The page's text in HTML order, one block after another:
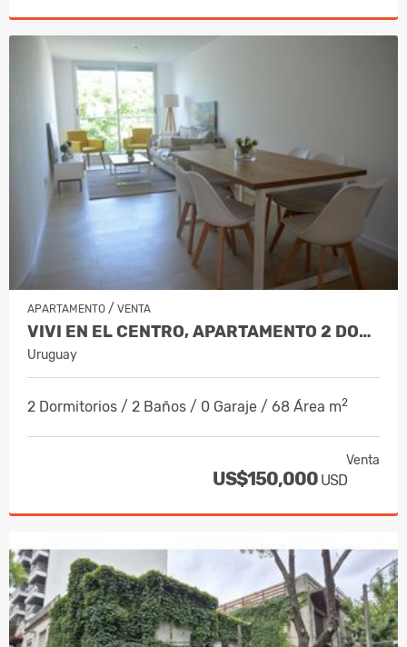
APARTAMENTO / VENTA
VIVI EN EL CENTRO, APARTAMENTO 2 DORMIT…
Uruguay
2 Dormitorios / 2 Baños / 0 Garaje / 68 Área m2
Venta
US$150,000 USD